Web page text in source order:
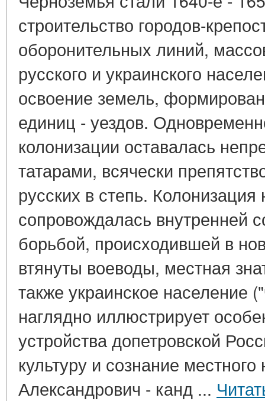
строительство городов-
оборонительных линий,
русского и украинского
освоение земель,
единиц - уездов.
колонизации оставалась
татарами, всячески
русских в степь.
сопровождалась внутренней
борьбой, происходившей в
втянуты воеводы, местная
также украинское население
наглядно иллюстрирует
устройства допетровской
культуру и сознание
Александрович - канд ...